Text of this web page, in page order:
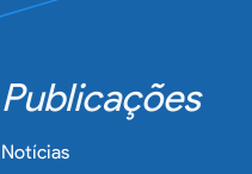
Publicações
Notícias